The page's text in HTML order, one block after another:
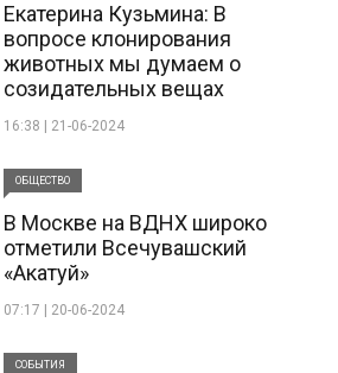
Екатерина Кузьмина: В
вопросе клонирования
животных мы думаем о
созидательных вещах
16:38 | 21-06-2024
ОБЩЕСТВО
В Москве на ВДНХ широко
отметили Всечувашский
«Акатуй»
07:17 | 20-06-2024
СОБЫТИЯ